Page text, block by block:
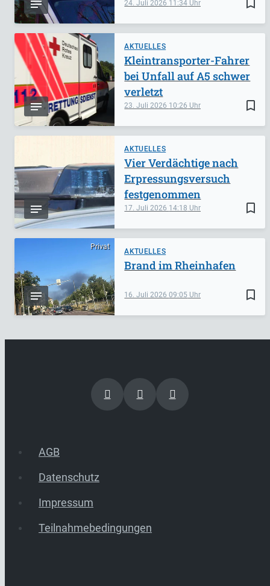
bookmark_border
24. Juli 2026 11:34
AKTUELLES
bookmark_border
23. Juli 2026 10:26
Kleintransporter-Fahrer
bei Unfall auf A5 schwer
verletzt
AKTUELLES
bookmark_border
17. Juli 2026 14:18
Vier Verdächtige nach
Erpressungsversuch
festgenommen
Privat
AKTUELLES
bookmark_border
16. Juli 202609:05
Brand im Rheinhafen
AGB
Datenschutz
Impressum
Teilnahmebedingungen